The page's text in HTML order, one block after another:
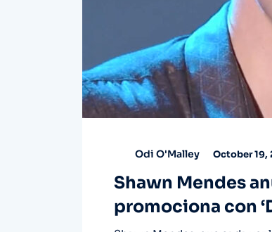
Odi O'Malley October 19,
Shawn Mendes
promociona con